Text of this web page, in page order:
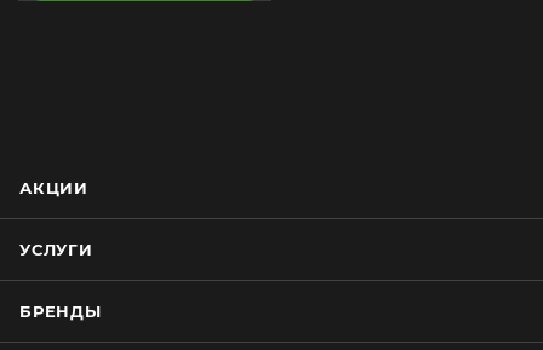
АКЦИИ
УСЛУГИ
БРЕНДЫ